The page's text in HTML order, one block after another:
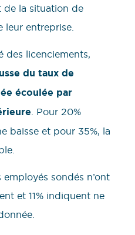
de la situation de
leur entreprise.
des licenciements,
du taux de
écoulée par
. Pour 20%
baisse et pour 35%, la
sondés n’ont
et 11% indiquent ne